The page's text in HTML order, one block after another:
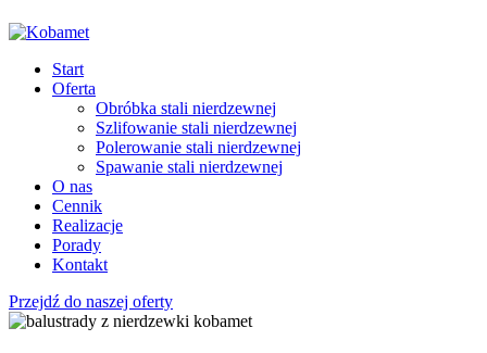
Start
Oferta
Obróbka stali nierdzewnej
Szlifowanie stali nierdzewnej
Polerowanie stali nierdzewnej
Spawanie stali nierdzewnej
O nas
Cennik
Realizacje
Porady
Kontakt
Przejdź do naszej oferty